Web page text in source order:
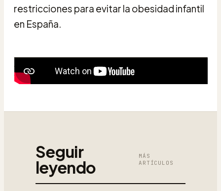
restricciones para evitar la obesidad infantil
en España.
Seguir
leyendo
MÁS
ARTÍCULOS